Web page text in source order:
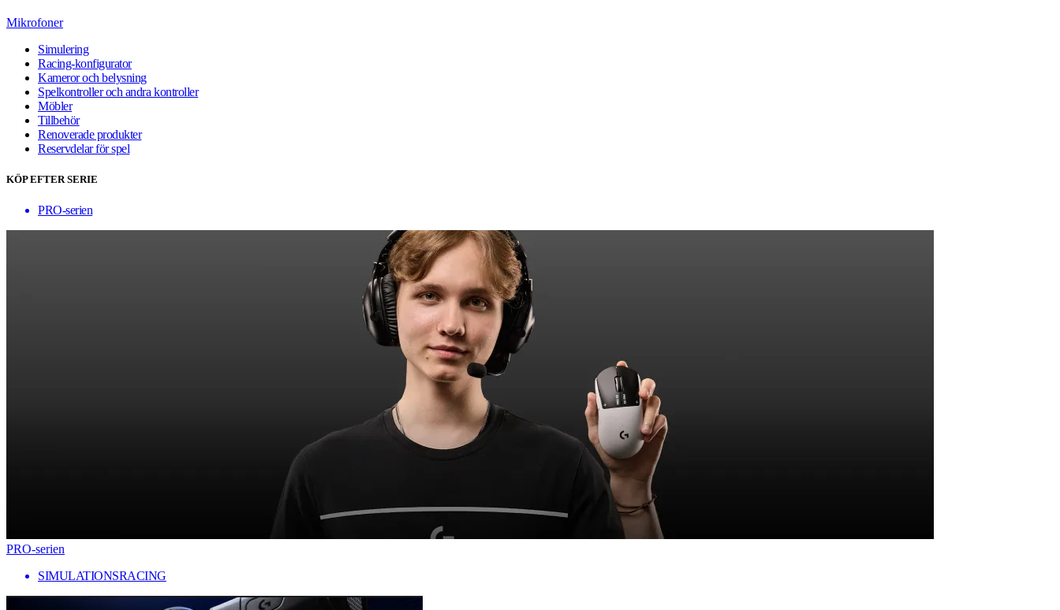
Mikrofoner
Simulering
Racing-konfigurator
Kameror och belysning
Spelkontroller och andra kontroller
Möbler
Tillbehör
Renoverade produkter
Reservdelar för spel
KÖP EFTER SERIE
PRO-serien
PRO-serien
SIMULATIONSRACING